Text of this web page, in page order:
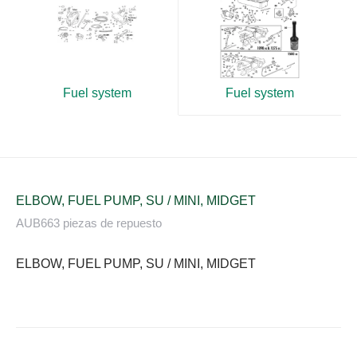
Fuel system Fuel system
ELBOW, FUEL PUMP, SU / MINI, MIDGET
AUB663 piezas de repuesto
ELBOW, FUEL PUMP, SU / MINI, MIDGET